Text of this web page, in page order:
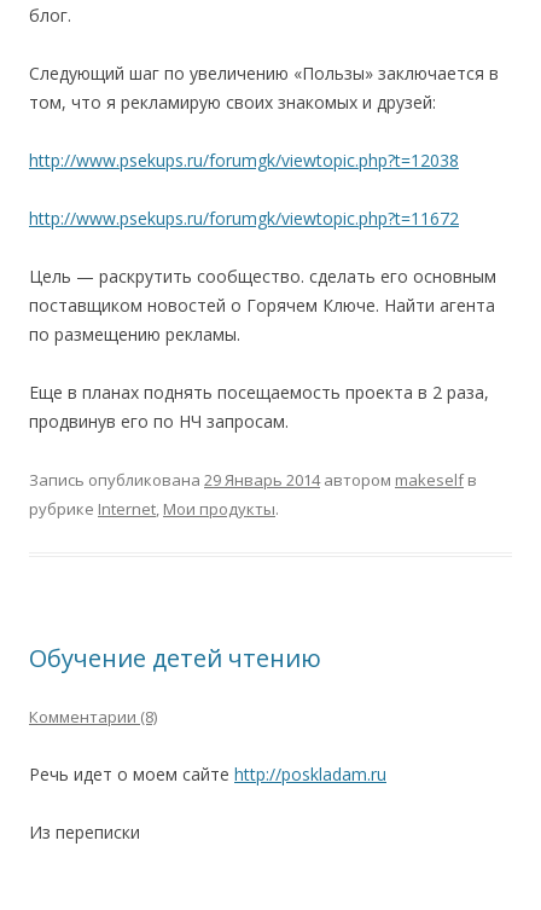
блог.
Следующий шаг по увеличению «Пользы» заключается в
том, что я рекламирую своих знакомых и друзей:
http://www.psekups.ru/forumgk/viewtopic.php?t=12038
http://www.psekups.ru/forumgk/viewtopic.php?t=11672
Цель — раскрутить сообщество. сделать его основным
поставщиком новостей о Горячем Ключе. Найти агента
по размещению рекламы.
Еще в планах поднять посещаемость проекта в 2 раза,
продвинув его по НЧ запросам.
Запись опубликована 29 Январь 2014автором makeselfв
рубрике Internet, Мои продукты.
Обучение детей чтению
Комментарии (8)
Речь идет о моем сайте http://poskladam.ru
Из переписки